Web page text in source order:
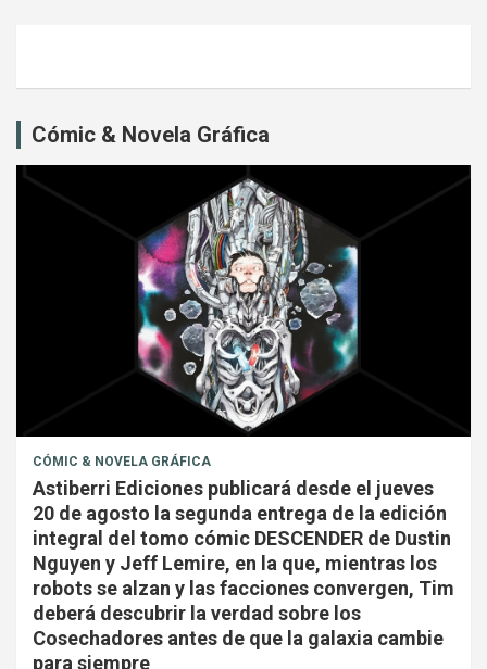
Cómic & Novela Gráfica
CÓMIC & NOVELA GRÁFICA
Astiberri Ediciones publicará desde el jueves
20 de agosto la segunda entrega de la edición
integral del tomo cómic DESCENDER de Dustin
Nguyen y Jeff Lemire, en la que, mientras los
robots se alzan y las facciones convergen, Tim
deberá descubrir la verdad sobre los
Cosechadores antes de que la galaxia cambie
para siempre